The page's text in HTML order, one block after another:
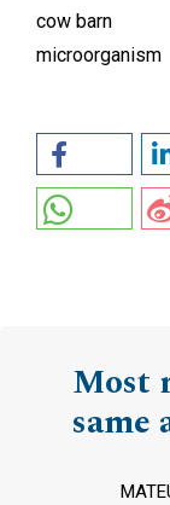
cow barn
microorganism
Most
same